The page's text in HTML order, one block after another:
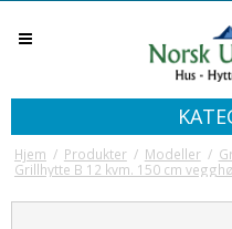
Hjem / Produkter / Modeller /
Grillhytte B 12 kvm. 150 cm